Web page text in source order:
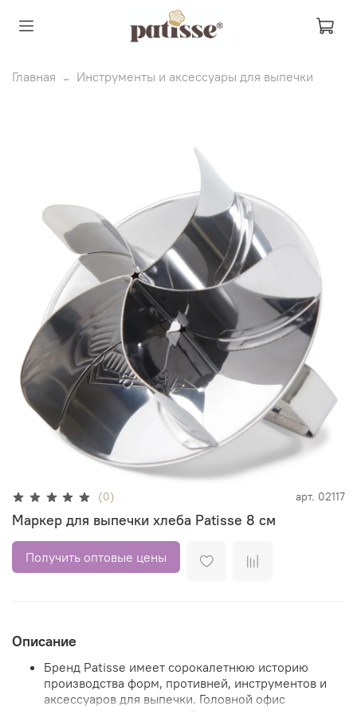
Главная Инструменты и аксессуары для выпечки
(0) арт. 02117
Маркер для выпечки хлеба Patisse 8 см
Получить оптовые цены
Описание
Бренд Patisse имеет сорокалетнюю историю
производства форм, противней, инструментов и
аксессуаров для выпечки. Головной офис